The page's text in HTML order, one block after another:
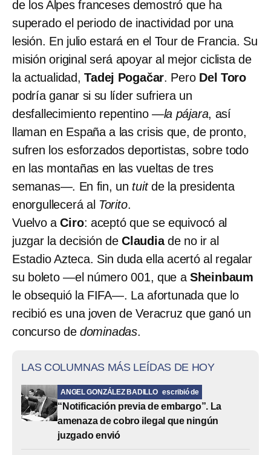
de los Alpes franceses demostró que ha
superado el periodo de inactividad por una
lesión. En julio estará en el Tour de Francia. Su
misión original será apoyar al mejor ciclista de
la actualidad,Tadej Pogačar. Pero Del Toro
podría ganar si su líder sufriera un
desfallecimiento repentino —la pájara, así
llaman en España a las crisis que, de pronto,
sufren los esforzados deportistas, sobre todo
en las montañas en las vueltas de tres
semanas—. En fin, un tuitde la presidenta
enorgullecerá al Torito.
Vuelvo aCiro: aceptó que se equivocó al
juzgar la decisión deClaudiade no ir al
Estadio Azteca. Sin duda ella acertó al regalar
su boleto —el número 001, que a Sheinbaum
le obsequió la FIFA—. La afortunada que lo
recibió es una joven de Veracruz que ganó un
concurso de dominadas.
LAS COLUMNAS MÁS LEÍDAS DE HOY
ANGEL GONZÁLEZ BADILLO escribió de
“Notificación previa de embargo”. La
amenaza de cobro ilegal que ningún
juzgado envió